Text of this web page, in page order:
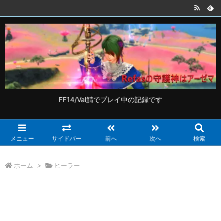
FF14/Val鯖でプレイ中の記録です
メニュー サイドバー 前へ 次へ 検索
ホーム > ヒーラー